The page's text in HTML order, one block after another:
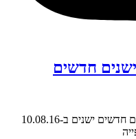
ישנים חדשים
כתבה שהתפרסמה בבניין ודיור על עיצובים חדשים ישנים ב-10.08.16